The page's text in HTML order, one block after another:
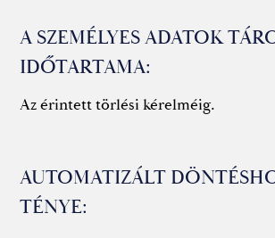
A SZEMÉLYES ADATOK
IDŐTARTAMA:
Az érintett törlési kérelméig.
AUTOMATIZÁLT
TÉNYE: